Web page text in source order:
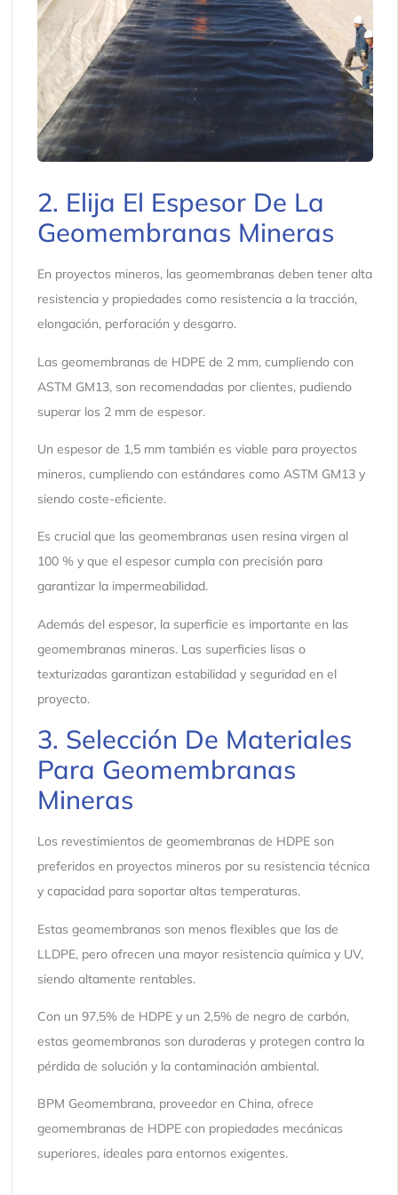
2. Elija El Espesor De La
Geomembranas Mineras
En proyectos mineros, las geomembranas deben tener alta
resistencia y propiedades como resistencia a la tracción,
elongación, perforación y desgarro.
Las geomembranas de HDPE de 2 mm, cumpliendo con
ASTM GM13, son recomendadas por clientes, pudiendo
superar los 2 mm de espesor.
Un espesor de 1,5 mm también es viable para proyectos
mineros, cumpliendo con estándares como ASTM GM13 y
siendo coste-eficiente.
Es crucial que las geomembranas usen resina virgen al
100 % y que el espesor cumpla con precisión para
garantizar la impermeabilidad.
Además del espesor, la superficie es importante en las
geomembranas mineras. Las superficies lisas o
texturizadas garantizan estabilidad y seguridad en el
proyecto.
3. Selección De Materiales
Para Geomembranas
Mineras
Los revestimientos de geomembranas de HDPE son
preferidos en proyectos mineros por su resistencia técnica
y capacidad para soportar altas temperaturas.
Estas geomembranas son menos flexibles que las de
LLDPE, pero ofrecen una mayor resistencia química y UV,
siendo altamente rentables.
Con un 97,5% de HDPE y un 2,5% de negro de carbón,
estas geomembranas son duraderas y protegen contra la
pérdida de solución y la contaminación ambiental.
BPM Geomembrana, proveedor en China, ofrece
geomembranas de HDPE con propiedades mecánicas
superiores, ideales para entornos exigentes.